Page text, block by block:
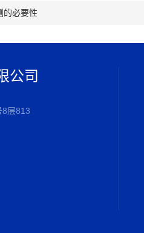
的必要性
公司
8层813